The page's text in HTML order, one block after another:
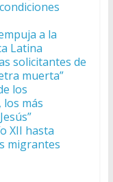
a la
Latina
solicitantes de
muerta”
los
los más
XII hasta
migrantes